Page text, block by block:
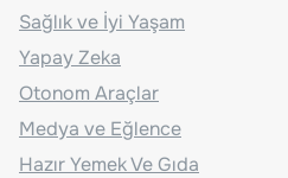
Sağlık ve İyi Yaşam
Yapay Zeka
Otonom Araçlar
Medya ve Eğlence
Hazır Yemek Ve Gıda